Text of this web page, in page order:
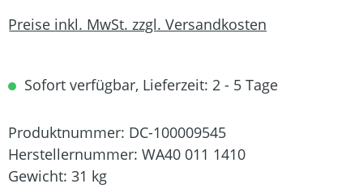
Preise inkl. MwSt. zzgl. Versandkosten
Sofort verfügbar, Lieferzeit: 2 - 5 Tage
Produktnummer: DC-100009545
Herstellernummer: WA40 011 1410
Gewicht: 31 kg